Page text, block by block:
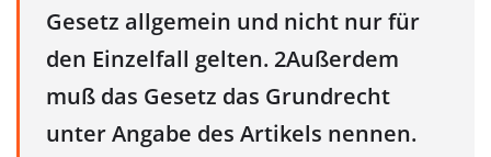
Gesetz allgemein und nicht nur für
den Einzelfall gelten. 2Außerdem
muß das Gesetz das Grundrecht
unter Angabe des Artikels nennen.